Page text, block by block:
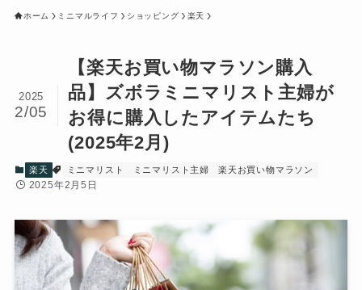
ホーム ミニマルライフ ショッピング 楽天
【楽天お買い物マラソン購入
品】ズボラミニマリスト主婦が
お得に購入したアイテムたち
(2025年2月)
2025
2/05
楽天 ミニマリスト ミニマリスト主婦 楽天お買い物マラソン
2025年2月5日